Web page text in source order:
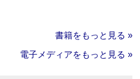
書籍をもっと見る »
電子メディアをもっと見る »